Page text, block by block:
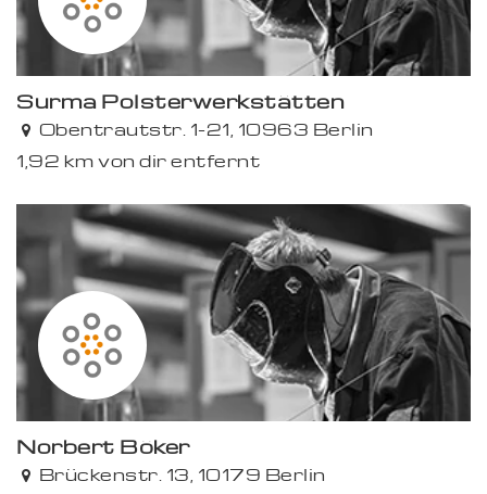
Surma Polsterwerkstätten
Obentrautstr. 1-21, 10963 Berlin
1,92 km von dir entfernt
Norbert Böker
Brückenstr. 13, 10179 Berlin